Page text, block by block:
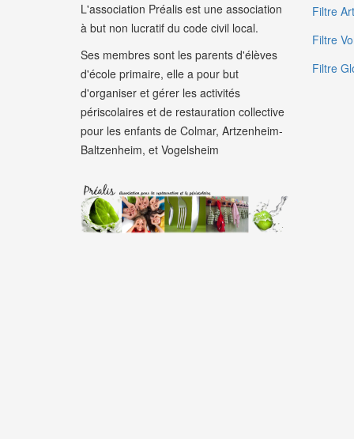
L'association Préalis est une association
à but non lucratif du code civil local.
Ses membres sont les parents d'élèves
d'école primaire, elle a pour but
d'organiser et gérer les activités
périscolaires et de restauration collective
pour les enfants de Colmar, Artzenheim-
Baltzenheim, et Vogelsheim
Filtre
Filtre
Filtre